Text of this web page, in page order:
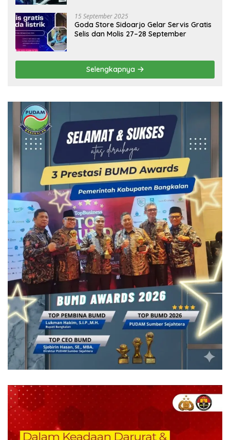
15 September 2025
Goda Store Sidoarjo Gelar Servis Gratis
Selis dan Molis 27–28 September
Selengkapnya